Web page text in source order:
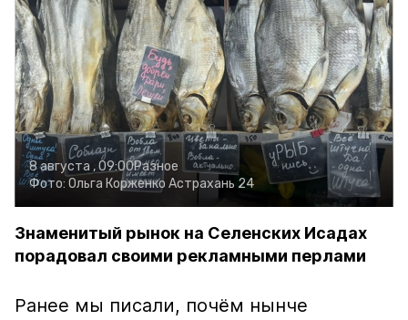
8 августа , 09:00Разное
Фото: Ольга Корженко Астрахань 24
Знаменитый рынок на Селенских Исадах
порадовал своими рекламными перлами
Ранее мы писали, почём нынче